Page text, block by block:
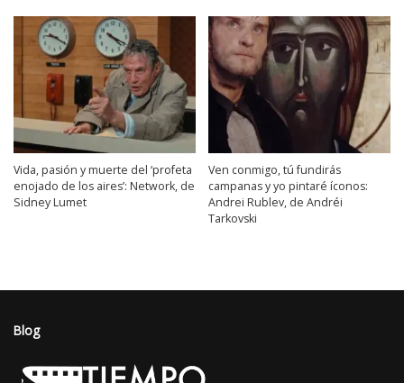
Vida, pasión y muerte del ‘profeta
enojado de los aires’: Network, de
Sidney Lumet
Ven conmigo, tú fundirás
campanas y yo pintaré íconos:
Andrei Rublev, de Andréi
Tarkovski
Blog